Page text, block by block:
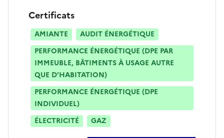
Certificats
AMIANTE
AUDIT ÉNERGÉTIQUE
PERFORMANCE ÉNERGÉTIQUE (DPE PAR
IMMEUBLE, BÂTIMENTS À USAGE AUTRE
QUE D’HABITATION)
PERFORMANCE ÉNERGÉTIQUE (DPE
INDIVIDUEL)
ÉLECTRICITÉ
GAZ